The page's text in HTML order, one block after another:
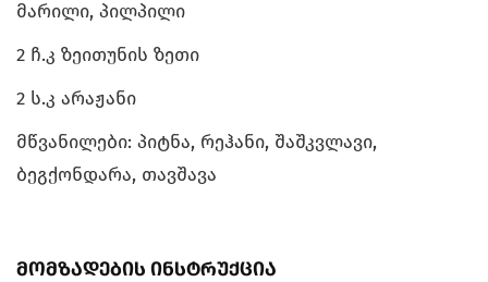
მარილი, პილპილი
2 ჩ.კ ზეითუნის ზეთი
2 ს.კ არაჟანი
მწვანილები: პიტნა, რეჰანი, შაშკვლავი,
ბეგქონდარა, თავშავა
მომზადების ინსტრუქცია